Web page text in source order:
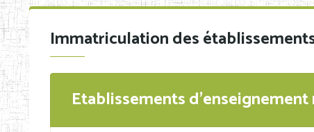
Immatriculation des
Etablissements